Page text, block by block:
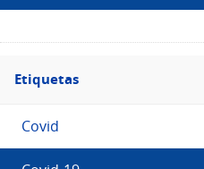
Filtro
Etiquetas
Etiquetas
Covid